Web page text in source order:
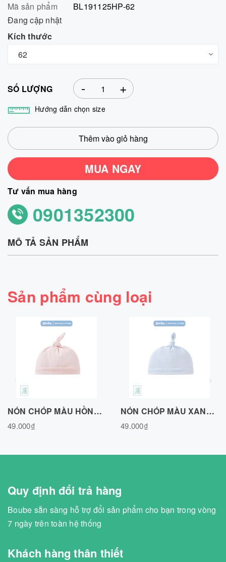
Mã sản phẩm
BL191125HP-62
Đang cập nhật
Kích thước
SỐ LƯỢNG +
-
Hướng dẫn chọn size
Thêm vào giỏ hàng
MUA NGAY
Tư vấn mua hàng
0901352300
MÔ TẢ SẢN PHẨM
Sản phẩm cùng loại
NÓN CHÓP MÀU HỒNG, VẢI COTTON AIR N020726PN
49.000₫
NÓN CHÓP MÀU XANH BIỂN, VẢI COTTON AIR N020726BLUE
49.000₫
Quy định đổi trả hàng
Boube sẵn sàng hỗ trợ đổi sản phẩm cho bạn trong vòng
7 ngày trên toàn hệ thống
Khách hàng thân thiết